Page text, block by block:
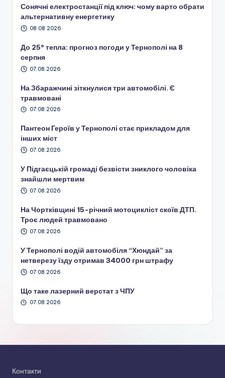
Сонячні електростанції під ключ: чому варто обрати
альтернативну енергетику
08.08.2026
До 25° тепла: прогноз погоди у Тернополі на 8
серпня
07.08.2026
На Збаражчині зіткнулися три автомобілі. Є
травмовані
07.08.2026
Пантеон Героїв у Тернополі стає прикладом для
інших міст
07.08.2026
У Підгаєцькій громаді безвісти зниклого чоловіка
знайшли мертвим
07.08.2026
На Чортківщині 15-річний мотоцикліст скоїв ДТП.
Троє людей травмовано
07.08.2026
У Тернополі водій автомобіля “Хюндай” за
нетверезу їзду отримав 34000 грн штрафу
07.08.2026
Що таке лазерний верстат з ЧПУ
07.08.2026
Контакти